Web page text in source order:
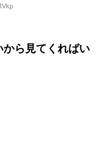
ら見てくればい